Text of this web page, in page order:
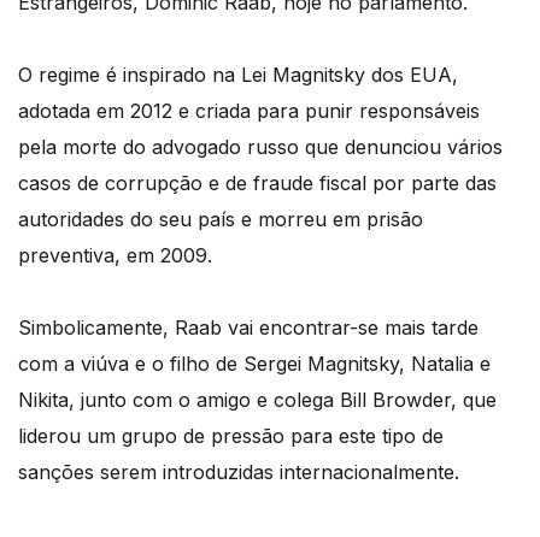
O regime é inspirado na Lei Magnitsky dos EUA,
adotada em 2012 e criada para punir responsáveis
pela morte do advogado russo que denunciou vários
casos de corrupção e de fraude fiscal por parte das
autoridades do seu país e morreu em prisão
preventiva, em 2009.
Simbolicamente, Raab vai encontrar-se mais tarde
com a viúva e o filho de Sergei Magnitsky, Natalia e
Nikita, junto com o amigo e colega Bill Browder, que
liderou um grupo de pressão para este tipo de
sanções serem introduzidas internacionalmente.